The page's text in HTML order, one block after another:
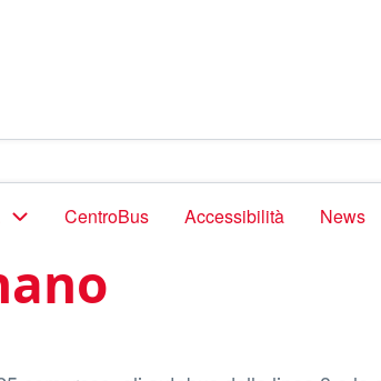
CentroBus Accessibilità News